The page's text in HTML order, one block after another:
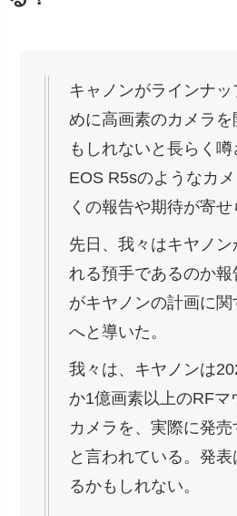
キャノンがラインナ
めに高画素のカメラ
もしれないと長らく噂
EOS R5sのようなカ
くの報告や期待が寄せ
先日、我々はキヤノン
れる預手であるのか
がキヤノンの計画に
へと導いた。
我々は、キヤノンは
か1億画素以上のRFマ
カメラを、実際に発
と言われている。発
るかもしれない。